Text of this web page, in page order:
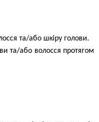
та/або шкіру голови.
та/або волосся протягом